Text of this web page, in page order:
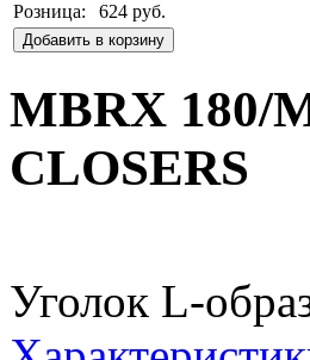
Розница: 624 руб.
Добавить в корзину
MBRX 180/
CLOSERS
Уголок L-